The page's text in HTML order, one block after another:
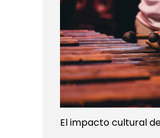
El impacto cultural